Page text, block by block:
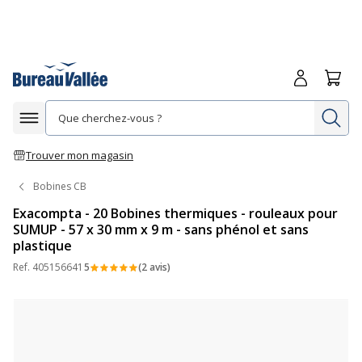
Afficher la navigation
Trouver mon magasin
Me
Bobines CB
Exacompta - 20 Bobines thermiques - rouleaux pour
SUMUP - 57 x 30 mm x 9 m - sans phénol et sans
plastique
Ref. 405156641 5 (2 avis)